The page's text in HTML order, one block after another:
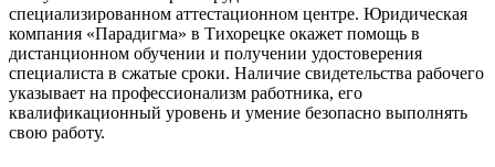
специализированном аттестационном центре. Юридическая
компания «Парадигма» в Тихорецке окажет помощь в
дистанционном обучении и получении удостоверения
специалиста в сжатые сроки. Наличие свидетельства рабочего
указывает на профессионализм работника, его
квалификационный уровень и умение безопасно выполнять
свою работу.